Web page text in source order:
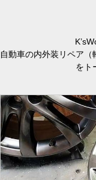
自動車の内外装リペア（
をト